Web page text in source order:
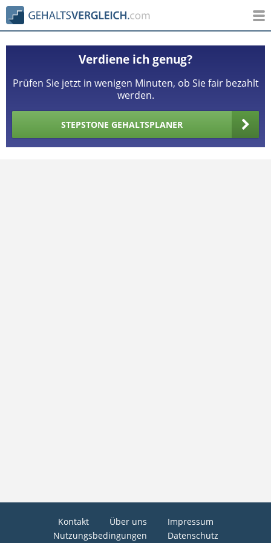
Verdiene ich genug?
Prüfen Sie jetzt in wenigen Minuten, ob Sie fair bezahlt
werden.
STEPSTONE GEHALTSPLANER
Kontakt Über uns
Impressum
Nutzungsbedingungen
Datenschutz